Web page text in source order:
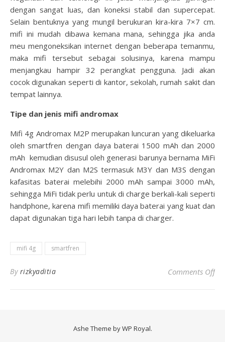
dengan sangat luas, dan koneksi stabil dan supercepat.
Selain bentuknya yang mungil berukuran kira-kira 7×7 cm.
mifi ini mudah dibawa kemana mana, sehingga jika anda
meu mengoneksikan internet dengan beberapa temanmu,
maka mifi tersebut sebagai solusinya, karena mampu
menjangkau hampir 32 perangkat pengguna. Jadi akan
cocok digunakan seperti di kantor, sekolah, rumah sakit dan
tempat lainnya.
Tipe dan jenis mifi andromax
Mifi 4g Andromax M2P merupakan luncuran yang dikeluarka
oleh smartfren dengan daya baterai 1500 mAh dan 2000
mAh kemudian disusul oleh generasi barunya bernama MiFi
Andromax M2Y dan M2S termasuk M3Y dan M3S dengan
kafasitas baterai melebihi 2000 mAh sampai 3000 mAh,
sehingga MiFi tidak perlu untuk di charge berkali-kali seperti
handphone, karena mifi memiliki daya baterai yang kuat dan
dapat digunakan tiga hari lebih tanpa di charger.
mifi 4g smartfren
By rizkyaditia Comments Offon
Ashe Theme byWP Royal.